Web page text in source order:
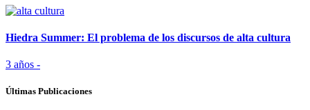
Hiedra Summer: El problema de los discursos de alta cultura
3 años -
Últimas Publicaciones